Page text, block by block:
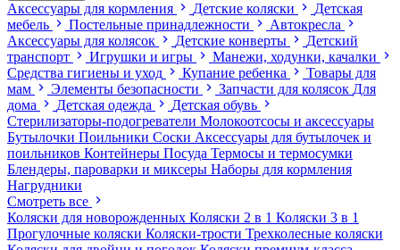
Аксессуары для кормления Детские коляски
Детская
мебель
Постельные принадлежности
Автокресла
Аксессуары для колясок
Детские конверты
Детский
транспорт
Игрушки и игры
Манежи, ходунки, качалки
Средства гигиены и уход
Купание ребенка
Товары для
мам
Элементы безопасности Запчасти для колясок Для
дома
Детская одежда
Детская обувь
Стерилизаторы-подогреватели Молокоотсосы и аксессуары
Бутылочки Поильники Соски Аксессуары для бутылочек и
поильников Контейнеры Посуда Термосы и термосумки
Блендеры, пароварки и миксеры Наборы для кормления
Нагрудники
Смотреть все
Коляски для новорожденных Коляски 2 в 1 Коляски 3 в 1
Прогулочные коляски Коляски-трости Трехколесные коляски